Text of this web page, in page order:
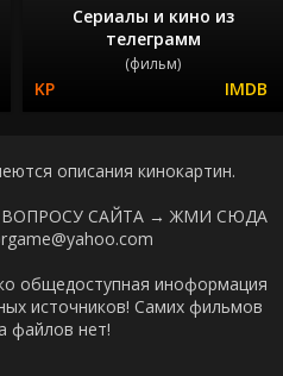
Сериалы и кино из
телеграмм
(фильм)
описания кинокартин.
САЙТА → ЖМИ СЮДА
общедоступная иноформация
источников! Самих фильмов
файлов нет!